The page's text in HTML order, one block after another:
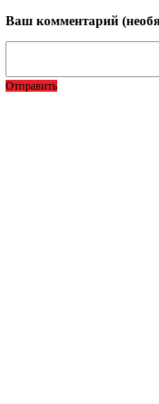
Ваш комментарий
Отправить